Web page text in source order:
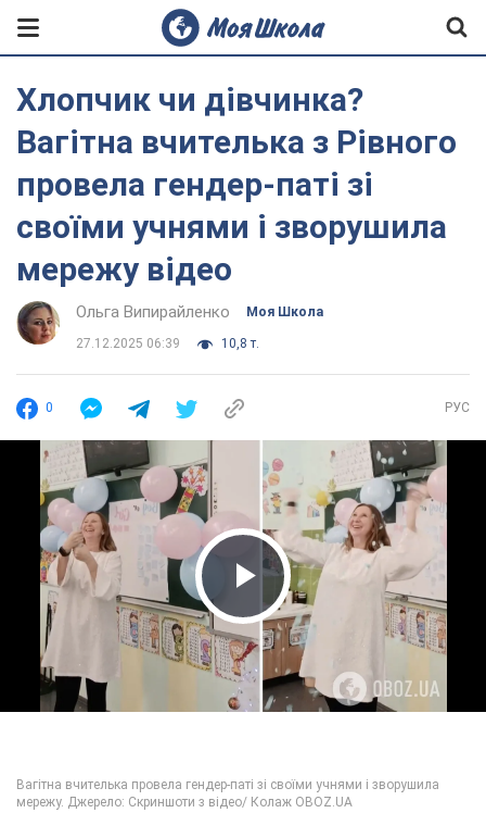
Хлопчик чи дівчинка?
Вагітна вчителька з Рівного
провела гендер-паті зі
своїми учнями і зворушила
мережу відео
Ольга Випирайленко Моя Школа
27.12.2025 06:39 10,8 т.
0 РУС
Play Video